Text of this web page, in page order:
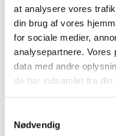
at analysere vores
din brug af vores
for sociale medier,
analysepartnere. Vores
data med andre
de har indsamlet fra din
Nødvendig
Saturn Vinyl - 0001B
249,00kr.m2